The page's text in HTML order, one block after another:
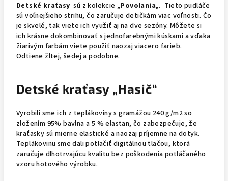
Detské kraťasy sú z kolekcie „Povolania„. Tieto pudláče
sú voľnejšieho strihu, čo zaručuje detičkám viac voľnosti. Čo
je skvelé, tak viete ich využiť aj na dve sezóny. Môžete si
ich krásne dokombinovať s jednofarebnými kúskami a vďaka
žiarivým farbám viete použiť naozaj viacero farieb.
Odtiene žltej, šedej a podobne.
Detské kraťasy „Hasič“
Vyrobili sme ich z teplákoviny s gramážou 240 g/m2 so
zložením 95% bavlna a 5 % elastan, čo zabezpečuje, že
kraťasky sú mierne elastické a naozaj príjemne na dotyk.
Teplákovinu sme dali potlačiť digitálnou tlačou, ktorá
zaručuje dlhotrvajúcu kvalitu bez poškodenia potláčaného
vzoru hotového výrobku.